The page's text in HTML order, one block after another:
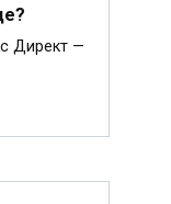
Директ —